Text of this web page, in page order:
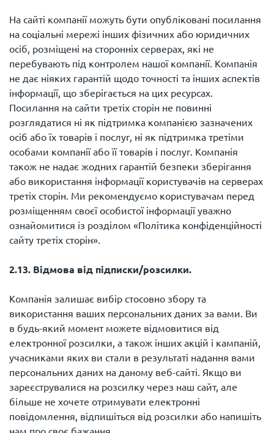
На сайті компанії можуть бути опубліковані посилання
на соціальні мережі інших фізичних або юридичних
осіб, розміщені на сторонніх серверах, які не
перебувають під контролем нашої компанії. Компанія
не дає ніяких гарантій щодо точності та інших аспектів
інформації, що зберігається на цих ресурсах.
Посилання на сайти третіх сторін не повинні
розглядатися ні як підтримка компанією зазначених
осіб або їх товарів і послуг, ні як підтримка третіми
особами компанії або її товарів і послуг. Компанія
також не надає жодних гарантій безпеки зберігання
або використання інформації користувачів на серверах
третіх сторін. Ми рекомендуємо користувачам перед
розміщенням своєї особистої інформації уважно
ознайомитися із розділом «Політика конфіденційності
сайту третіх сторін».
2.13. Відмова від підписки/розсилки.
Компанія залишає вибір стосовно збору та
використання ваших персональних даних за вами. Ви
в будь-який момент можете відмовитися від
електронної розсилки, а також інших акцій і кампаній,
учасниками яких ви стали в результаті надання вами
персональних даних на даному веб-сайті. Якщо ви
зареєструвалися на розсилку через наш сайт, але
більше не хочете отримувати електронні
повідомлення, відпишіться від розсилки або напишіть